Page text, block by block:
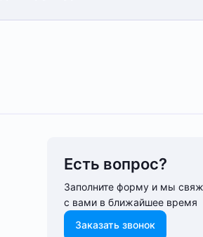
Есть вопрос?
Заполните форму и мы
с вами в ближайшее время
Заказать звонок